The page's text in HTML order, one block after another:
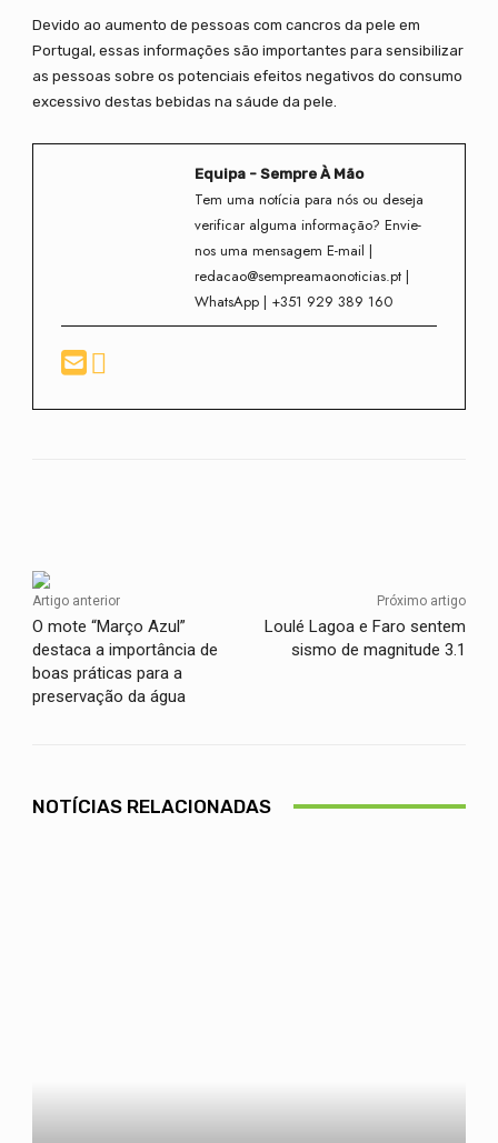
Devido ao aumento de pessoas com cancros da pele em
Portugal, essas informações são importantes para sensibilizar
as pessoas sobre os potenciais efeitos negativos do consumo
excessivo destas bebidas na sáude da pele.
Equipa - Sempre À Mão
Tem uma notícia para nós ou deseja
verificar alguma informação? Envie-
nos uma mensagem E-mail |
redacao@sempreamaonoticias.pt |
WhatsApp | +351 929 389 160
Artigo anterior
O mote “Março Azul”
destaca a importância de
boas práticas para a
preservação da água
Próximo artigo
Loulé Lagoa e Faro sentem
sismo de magnitude 3.1
NOTÍCIAS RELACIONADAS